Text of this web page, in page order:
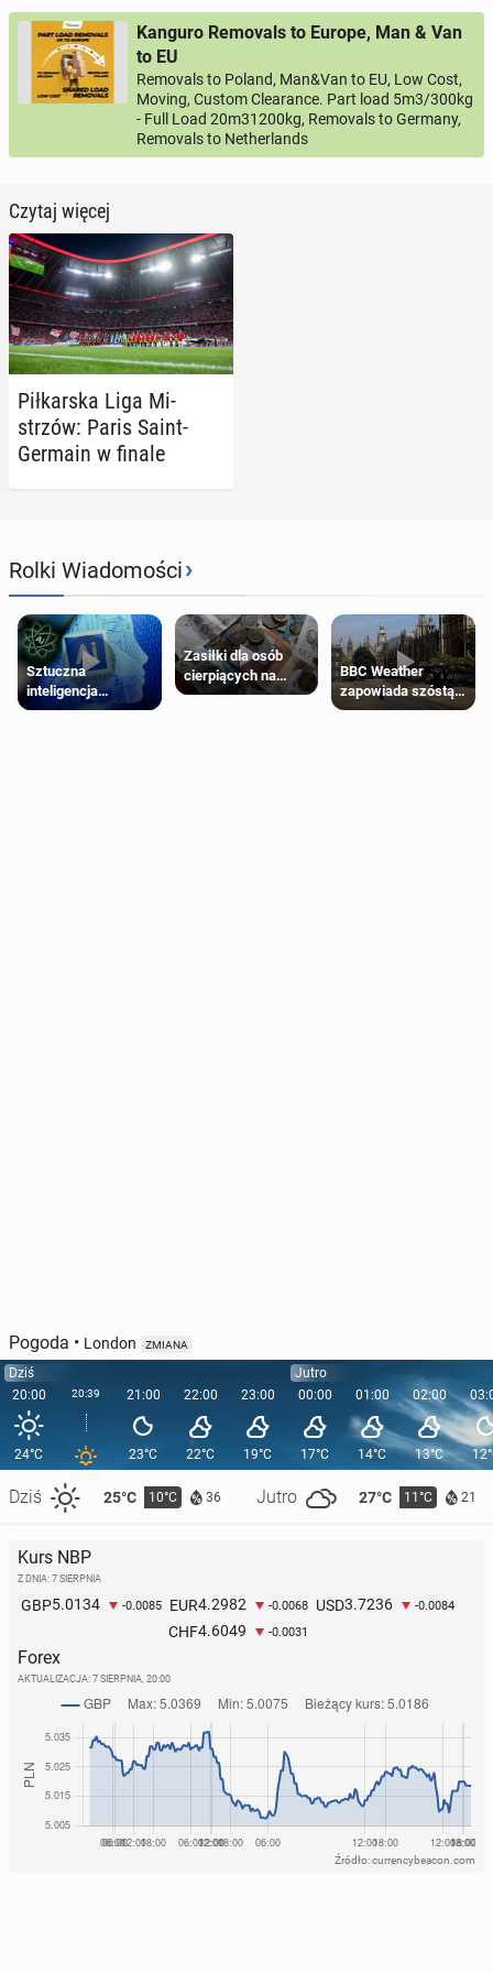
Kanguro Removals to Europe, Man & Van
to EU
Removals to Poland, Man&Van to EU, Low Cost,
Moving, Custom Clearance. Part load 5m3/300kg
- Full Load 20m31200kg, Removals to Germany,
Removals to Netherlands
Czytaj więcej
Pił­kar­ska Liga Mi­
strzów: Paris Saint-
Germain w finale
Rolki Wiadomości›
Sztuczna
inteligencja
próbowała oszukać
Zasiłki dla osób
cierpiących na
schorzenia
BBC Weather
zapowiada szóstą
falę upałów w
Pogoda • London ZMIANA
Dziś
20:00
24°C
Dziś 25°C 10°C 36 Jutro 27°C 11°C 21
20:39 21:00
23°C
22:00
22°C
23:00
19°C
Jutro
00:00
17°C
01:00
14°C
02:00
13°C
Kurs NBP
Z DNIA: 7 SIERPNIA
GBP5.0134 -0.0085 EUR4.2982 -0.0068 USD3.7236 -0.0084
CHF4.6049 -0.0031
Forex
AKTUALIZACJA: 7 SIERPNIA, 20:00
Źródło: currencybeacon.com